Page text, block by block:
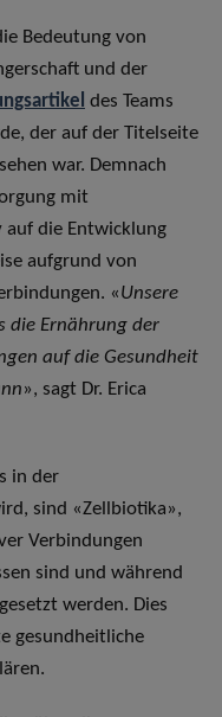
Bedeutung von
und der
des Teams
der auf der Titelseite
war. Demnach
mit
auf die Entwicklung
aufgrund von
«Unsere
die Ernährung der
auf die Gesundheit
», sagt Dr. Erica
in der
sind «Zellbiotika»,
Verbindungen
sind und während
werden. Dies
gesundheitliche